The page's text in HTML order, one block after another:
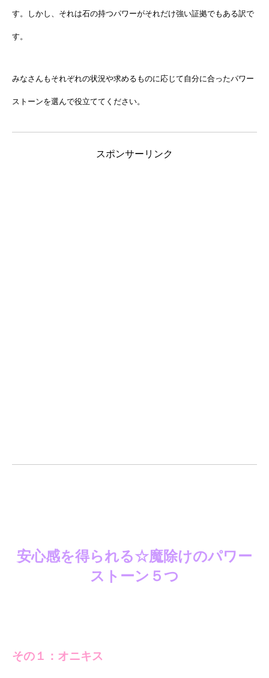
す。しかし、それは石の持つパワーがそれだけ強い証拠でもある訳で
す。
みなさんもそれぞれの状況や求めるものに応じて自分に合ったパワー
ストーンを選んで役立ててください。
スポンサーリンク
安心感を得られる☆魔除けのパワー
ストーン５つ
その１：オニキス